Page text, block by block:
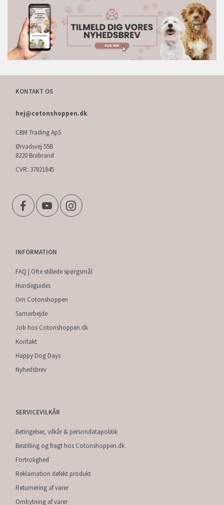
KONTAKT OS
hej@cotonshoppen.dk
CBM Trading ApS
Ørvadsvej 55B
8220 Brabrand
CVR: 37821845
INFORMATION
FAQ | Ofte stillede spørgsmål
Hundeguides
Om Cotonshoppen
Samarbejde
Job hos Cotonshoppen.dk
Kontakt
Happy Dog Days
Nyhedsbrev
SERVICEVILKÅR
Betingelser, vilkår & persondatapolitik
Bestilling og fragt hos Cotonshoppen.dk
Fortrolighed
Reklamation defekt produkt
Returnering af varer
Ombytning af varer